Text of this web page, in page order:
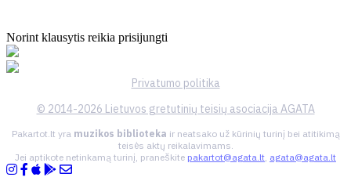
Norint klausytis reikia prisijungti
Privatumo politika
© 2014-2026 Lietuvos gretutinių teisių asociacija AGATA
Pakartot.lt yra muzikos biblioteka ir neatsako už kūrinių turinį bei atitikimą
teisės aktų reikalavimams.
Jei aptikote netinkamą turinį, praneškite pakartot@agata.lt, agata@agata.lt